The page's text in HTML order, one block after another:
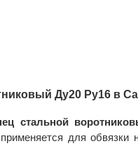
Ду20 Ру16 в
стальной
для